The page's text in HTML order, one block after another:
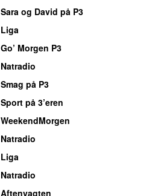
Sara og David på P3
Liga
Go’ Morgen P3
Natradio
Smag på P3
Sport på 3’eren
WeekendMorgen
Natradio
Liga
Natradio
Aftenvagten